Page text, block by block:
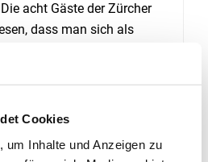
Cookies
um Inhalte und Anzeigen zu
acht Gäste der Zürcher
dass man sich als
Liestal (54.25) deutlich
die Pistolenschützen Stans